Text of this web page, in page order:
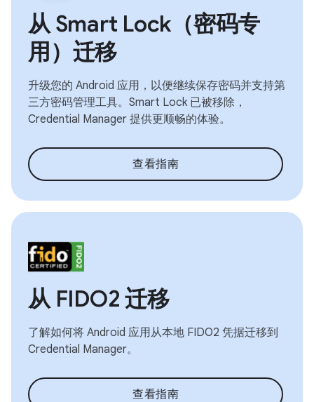
从 Smart Lock（密码专
用）迁移
升级您的 Android 应用，以便继续保存密码并支持第
三方密码管理工具。Smart Lock 已被移除，
Credential Manager 提供更顺畅的体验。
查看指南
从 FIDO2 迁移
了解如何将 Android 应用从本地 FIDO2 凭据迁移到
Credential Manager。
查看指南